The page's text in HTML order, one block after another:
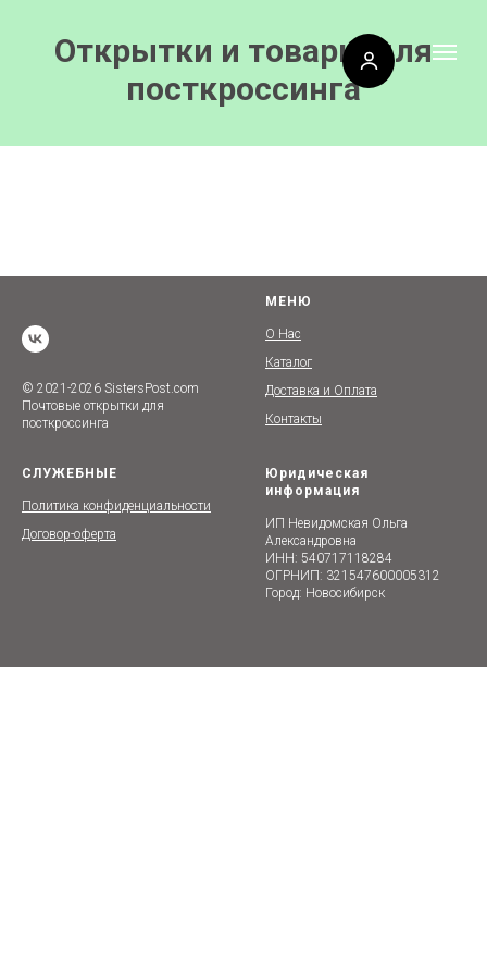
Открытки и товары для
посткроссинга
© 2021-2026 SistersPost.com
Почтовые открытки для
посткроссинга
МЕНЮ
О Нас
Каталог
Доставка и Оплата
Контакты
СЛУЖЕБНЫЕ
Политика конфиденциальности
Договор-оферта
Юридическая
информация
ИП Невидомская Ольга
Александровна
ИНН: 540717118284
ОГРНИП: 321547600005312
Город: Новосибирск